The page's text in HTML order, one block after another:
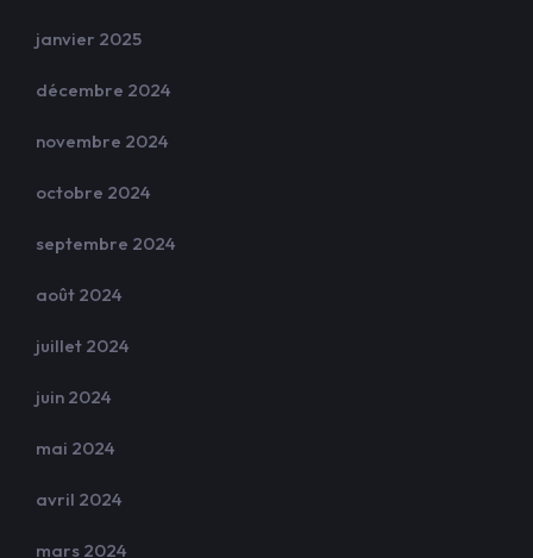
janvier 2025
décembre 2024
novembre 2024
octobre 2024
septembre 2024
août 2024
juillet 2024
juin 2024
mai 2024
avril 2024
mars 2024